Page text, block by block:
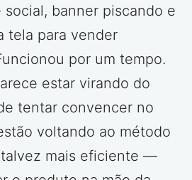
banner piscando e
tela para vender
por um tempo.
estar virando do
tentar convencer no
voltando ao método
mais eficiente —